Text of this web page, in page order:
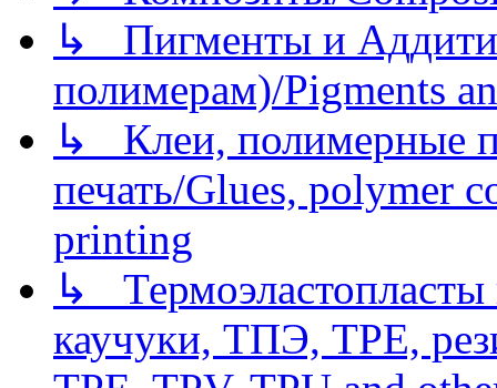
↳ Пигменты и
полимерам)/Pigments
↳ Клеи, полимерные
печать/Glues, polymer
printing
↳
каучуки, ТПЭ, TPE,